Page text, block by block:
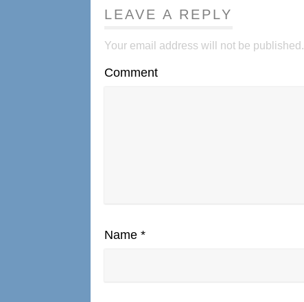
LEAVE A REPLY
Your email address will not be published.
Comment
Name *